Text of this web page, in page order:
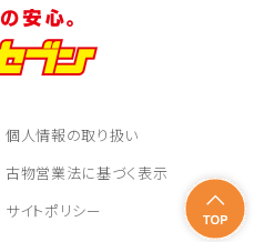
個人情報の取り扱い
古物営業法に基づく表示
サイトポリシー